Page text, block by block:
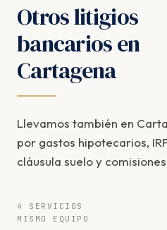
Otros litigios
bancarios en
Cartagena
Llevamos también en
por gastos hipotecarios,
cláusula suelo y
4 SERVICIOS
MISMO EQUIPO